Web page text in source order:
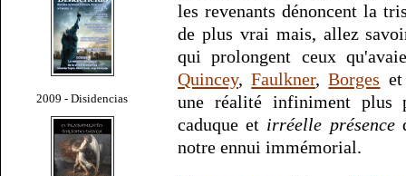
2009 - Disidencias
les revenants dénoncent la
de plus vrai mais, allez
qui prolongent ceux
Quincey,Faulkner,Borges
une réalité infiniment plus
caduque et irréelle présence
notre ennui immémorial.